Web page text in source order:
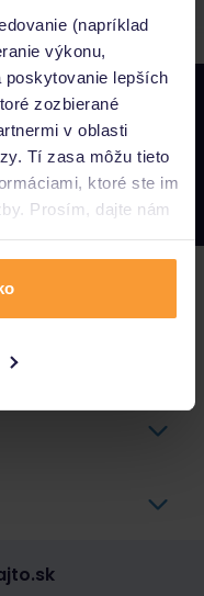
(napríklad
výkonu,
poskytovanie lepších
zozbierané
v oblasti
Tí zasa môžu tieto
ktoré ste im
Prosím, dajte nám